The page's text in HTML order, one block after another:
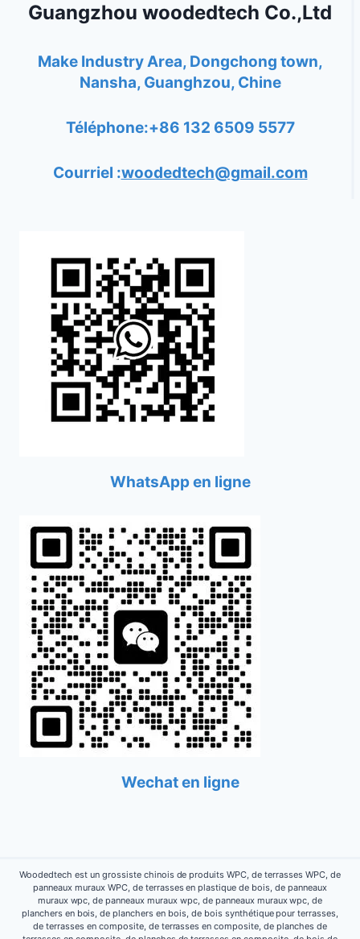
Guangzhou woodedtech Co.,Ltd
Make Industry Area, Dongchong town,
Nansha, Guanghzou, Chine
Téléphone:+86 132 6509 5577
Courriel :woodedtech@gmail.com
WhatsApp en ligne
Wechat en ligne
Woodedtech est un grossiste chinois de produits WPC, de terrasses WPC, de
panneaux muraux WPC, de terrasses en plastique de bois, de panneaux
muraux wpc, de panneaux muraux wpc, de panneaux muraux wpc, de
planchers en bois, de planchers en bois, de bois synthétique pour terrasses,
de terrasses en composite, de terrasses en composite, de planches de